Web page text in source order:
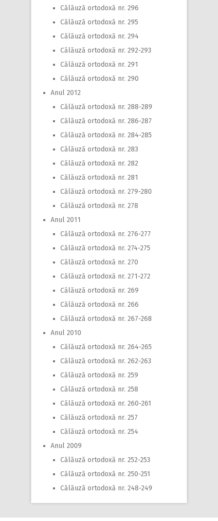
Călăuză ortodoxă nr. 296
Călăuză ortodoxă nr. 295
Călăuză ortodoxă nr. 294
Călăuză ortodoxă nr. 292-293
Călăuză ortodoxă nr. 291
Călăuză ortodoxă nr. 290
Anul 2012
Călăuză ortodoxă nr. 288-289
Călăuză ortodoxă nr. 286-287
Călăuză ortodoxă nr. 284-285
Călăuză ortodoxă nr. 283
Călăuză ortodoxă nr. 282
Călăuză ortodoxă nr. 281
Călăuză ortodoxă nr. 279-280
Călăuză ortodoxă nr. 278
Anul 2011
Călăuză ortodoxă nr. 276-277
Călăuză ortodoxă nr. 274-275
Călăuză ortodoxă nr. 270
Călăuză ortodoxă nr. 271-272
Călăuză ortodoxă nr. 269
Călăuză ortodoxă nr. 266
Călăuză ortodoxă nr. 267-268
Anul 2010
Călăuză ortodoxă nr. 264-265
Călăuză ortodoxă nr. 262-263
Călăuză ortodoxă nr. 259
Călăuză ortodoxă nr. 258
Călăuză ortodoxă nr. 260-261
Călăuză ortodoxă nr. 257
Călăuză ortodoxă nr. 254
Anul 2009
Călăuză ortodoxă nr. 252-253
Călăuză ortodoxă nr. 250-251
Călăuză ortodoxă nr. 248-249